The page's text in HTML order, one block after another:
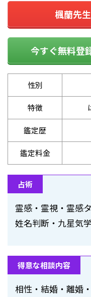
楓蘭先
今すぐ無料登
性別
特徴
鑑定歴
鑑定料金
占術
霊感・霊視・霊感
姓名判断・九星気学
得意な相談内容
相性・結婚・離婚